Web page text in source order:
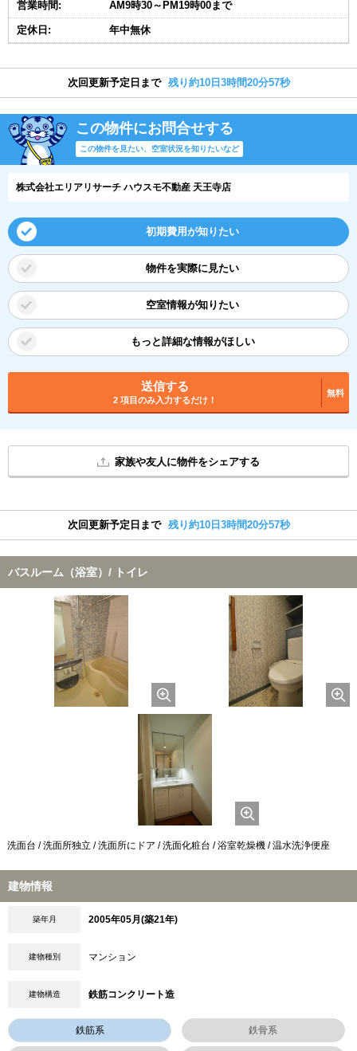
営業時間: AM9時30～PM19時00まで
定休日: 年中無休
次回更新予定日まで 残り約10日3時間20分56秒
この物件にお問合せする
この物件を見たい、空室状況を知りたいなど
株式会社エリアリサーチ ハウスモ不動産 天王寺店
初期費用が知りたい
物件を実際に見たい
空室情報が知りたい
もっと詳細な情報がほしい
送信する
2 項目のみ入力するだけ！
無料
家族や友人に物件をシェアする
次回更新予定日まで 残り約10日3時間20分56秒
バスルーム（浴室）/ トイレ
洗面台 / 洗面所独立 / 洗面所にドア / 洗面化粧台 / 浴室乾燥機 / 温水洗浄便座
建物情報
築年月 2005年05月(築21年)
建物種別 マンション
建物構造 鉄筋コンクリート造
鉄筋系 鉄骨系